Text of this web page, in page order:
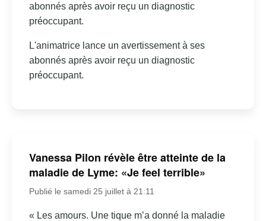
abonnés après avoir reçu un diagnostic
préoccupant.
L'animatrice lance un avertissement à ses
abonnés après avoir reçu un diagnostic
préoccupant.
Vanessa Pilon révèle être atteinte de la
maladie de Lyme: «Je feel terrible»
Publié le samedi 25 juillet à 21:11
« Les amours. Une tique m’a donné la maladie